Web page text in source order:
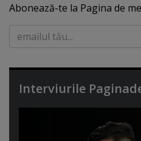
Abonează-te la Pagina de
Interviurile